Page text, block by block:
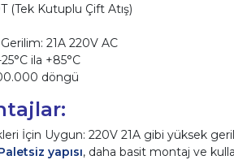
(Tek Kutuplu Çift Atış)
21A 220V AC
25°C ila +85°C
döngü
İçin Uygun: 220V 21A gibi yüksek
yapısı, daha basit montaj ve